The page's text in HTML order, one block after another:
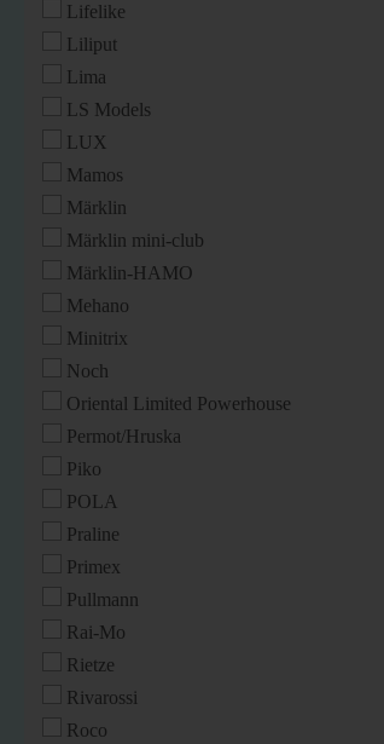
Lifelike
Liliput
Lima
LS Models
LUX
Mamos
Märklin
Märklin mini-club
Märklin-HAMO
Mehano
Minitrix
Noch
Oriental Limited Powerhouse
Permot/Hruska
Piko
POLA
Praline
Primex
Pullmann
Rai-Mo
Rietze
Rivarossi
Roco